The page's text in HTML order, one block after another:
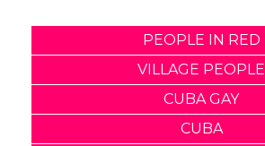
PEOPLE IN RED
VILLAGE PEOPLE
CUBA GAY
CUBA